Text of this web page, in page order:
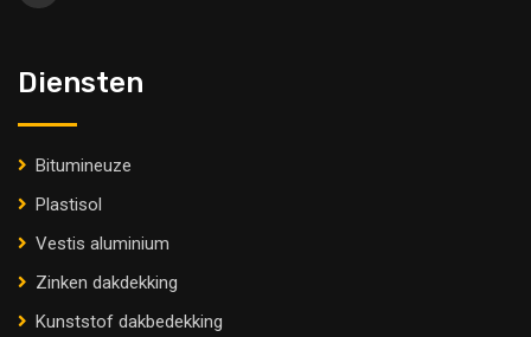
Diensten
Bitumineuze
Plastisol
Vestis aluminium
Zinken dakdekking
Kunststof dakbedekking